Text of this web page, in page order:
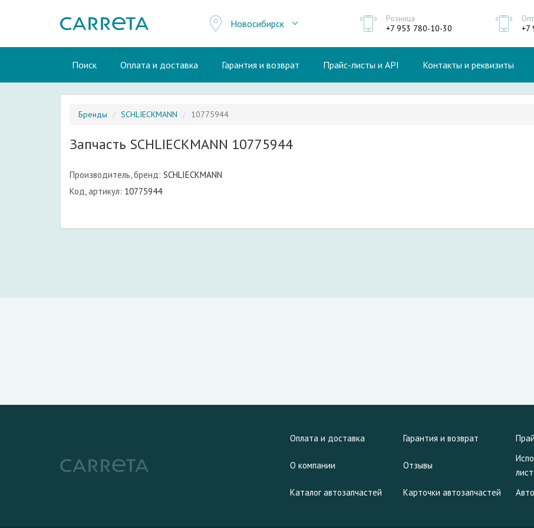
Новосибирск Розница
+7 953 780-10-30
Опт
+7
Поиск Оплата и доставка Гарантия и возврат Прайс-листы и API Контакты и реквизиты
Бренды SCHLIECKMANN 10775944
Запчасть SCHLIECKMANN 10775944
Производитель, бренд: SCHLIECKMANN
Код, артикул: 10775944
Оплата и доставка Гарантия и возврат
О компании Отзывы
Каталог автозапчастей Карточки автозапчастей